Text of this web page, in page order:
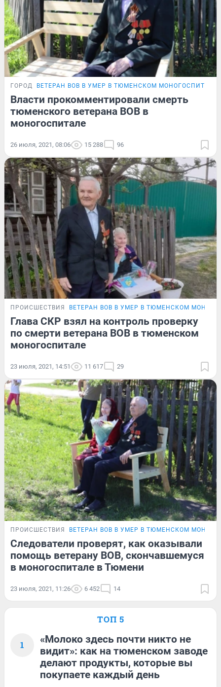
ГОРОД ВЕТЕРАН ВОВ В УМЕР В ТЮМЕНСКОМ МОНОГОСПИТАЛЕ
Власти прокомментировали смерть
тюменского ветерана ВОВ в
моногоспитале
26 июля, 2021, 08:06 15 288 96
ПРОИСШЕСТВИЯ ВЕТЕРАН ВОВ В УМЕР В ТЮМЕНСКОМ
Глава СКР взял на контроль проверку
по смерти ветерана ВОВ в тюменском
моногоспитале
23 июля, 2021, 14:51 11 617 29
ПРОИСШЕСТВИЯ ВЕТЕРАН ВОВ В УМЕР В ТЮМЕНСКОМ
Следователи проверят, как оказывали
помощь ветерану ВОВ, скончавшемуся
в моногоспитале в Тюмени
23 июля, 2021, 11:26 6 452 14
ТОП 5
1
«Молоко здесь почти никто не
видит»: как на тюменском заводе
делают продукты, которые вы
покупаете каждый день